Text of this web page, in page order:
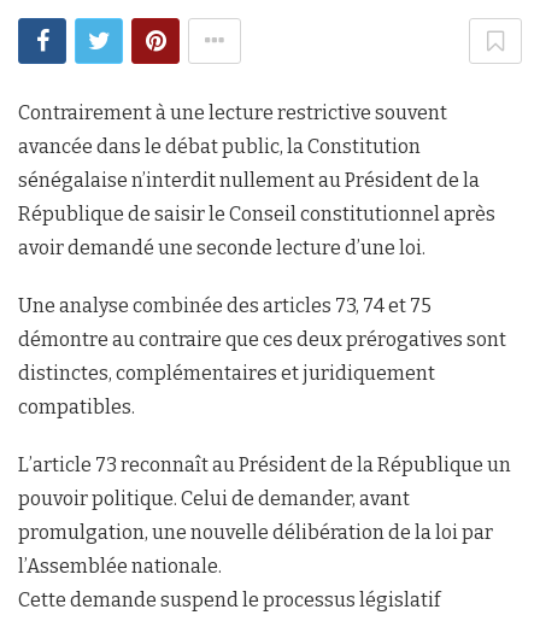
Contrairement à une lecture restrictive souvent
avancée dans le débat public, la Constitution
sénégalaise n’interdit nullement au Président de la
République de saisir le Conseil constitutionnel après
avoir demandé une seconde lecture d’une loi.
Une analyse combinée des articles 73, 74 et 75
démontre au contraire que ces deux prérogatives sont
distinctes, complémentaires et juridiquement
compatibles.
L’article 73 reconnaît au Président de la République un
pouvoir politique. Celui de demander, avant
promulgation, une nouvelle délibération de la loi par
l’Assemblée nationale.
Cette demande suspend le processus législatif